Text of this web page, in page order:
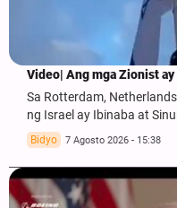
Video| Ang mga Zionist
Sa Rotterdam,
ng Israel ay Ibinaba at
Bidyo 7 Agosto 2026 - 15:38